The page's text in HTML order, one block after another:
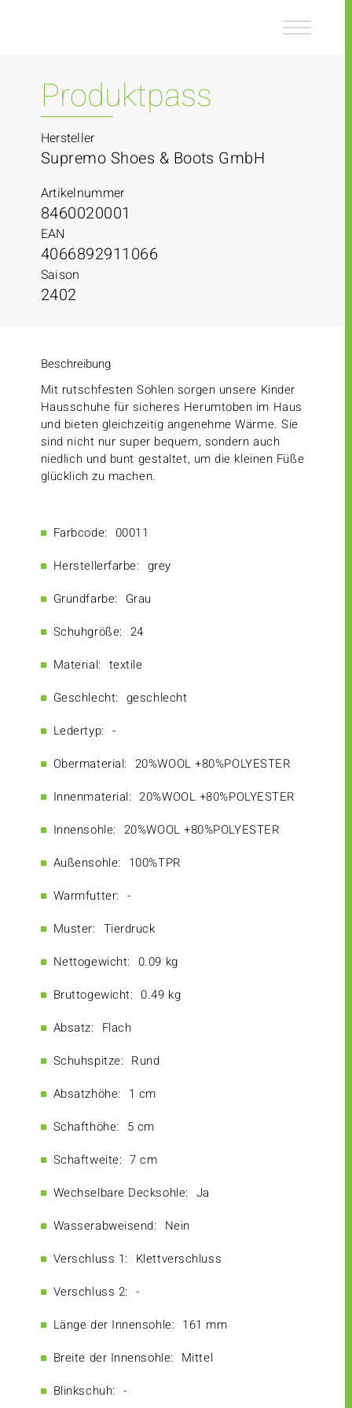
Produktpass
Hersteller
Supremo Shoes & Boots GmbH
Artikelnummer
8460020001
EAN
4066892911066
Saison
2402
Beschreibung
Mit rutschfesten Sohlen sorgen unsere Kinder
Hausschuhe für sicheres Herumtoben im Haus
und bieten gleichzeitig angenehme Wärme. Sie
sind nicht nur super bequem, sondern auch
niedlich und bunt gestaltet, um die kleinen Füße
glücklich zu machen.
Farbcode: 00011
Herstellerfarbe: grey
Grundfarbe: Grau
Schuhgröße: 24
Material: textile
Geschlecht: geschlecht
Ledertyp: -
Obermaterial: 20%WOOL +80%POLYESTER
Innenmaterial: 20%WOOL +80%POLYESTER
Innensohle: 20%WOOL +80%POLYESTER
Außensohle: 100%TPR
Warmfutter: -
Muster: Tierdruck
Nettogewicht: 0.09 kg
Bruttogewicht: 0.49 kg
Absatz: Flach
Schuhspitze: Rund
Absatzhöhe: 1 cm
Schafthöhe: 5 cm
Schaftweite: 7 cm
Wechselbare Decksohle: Ja
Wasserabweisend: Nein
Verschluss 1: Klettverschluss
Verschluss 2: -
Länge der Innensohle: 161 mm
Breite der Innensohle: Mittel
Blinkschuh: -